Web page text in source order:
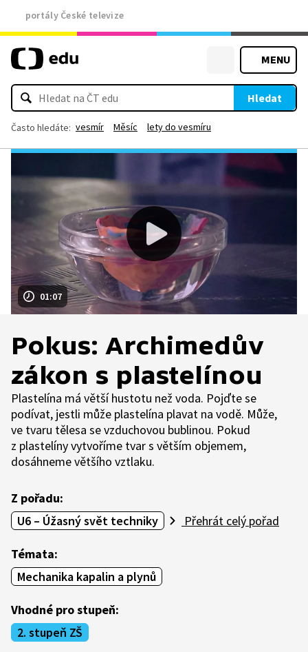
portály České televize
MENU
Hledat
Často hledáte: vesmír Měsíc lety do vesmíru
01:07
Pokus: Archimedův
zákon s plastelínou
Plastelína má větší hustotu než voda. Pojďte se
podívat, jestli může plastelína plavat na vodě. Může,
ve tvaru tělesa se vzduchovou bublinou. Pokud
z plastelíny vytvoříme tvar s větším objemem,
dosáhneme většího vztlaku.
Z pořadu:
U6 – Úžasný svět techniky
Přehrát celý pořad
Témata:
Mechanika kapalin a plynů
Vhodné pro stupeň:
2. stupeň ZŠ